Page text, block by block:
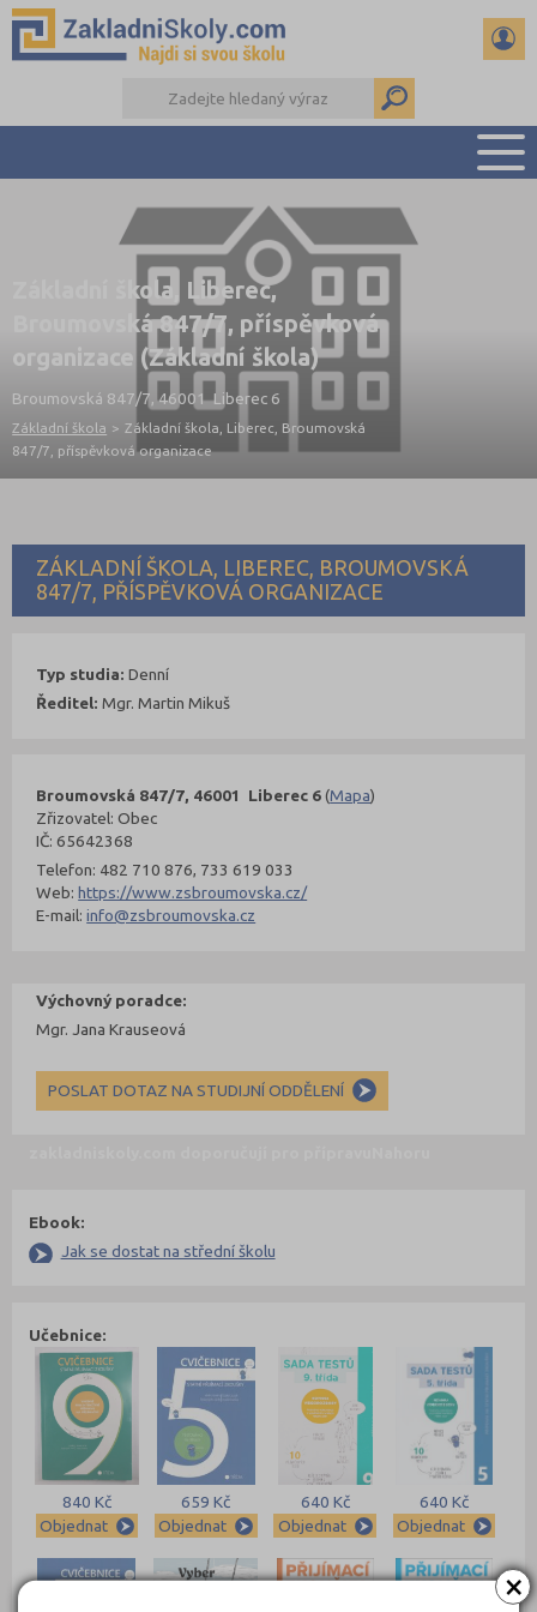
×
PŘEHLED ŠKOL
PŘIJÍMAČKY NA SŠ
RADY A ČLÁNKY
ČTENÁŘSKÝ DENÍK
DALŠÍ DRUHY ŠKOL
Základní škola, Liberec,
Broumovská 847/7, příspěvková
organizace (Základní škola)
Broumovská 847/7, 46001 Liberec 6
Základní škola > Základní škola, Liberec, Broumovská
847/7, příspěvková organizace
ZÁKLADNÍ ŠKOLA, LIBEREC, BROUMOVSKÁ
847/7, PŘÍSPĚVKOVÁ ORGANIZACE
Broumovská 847/7, 46001 Liberec 6(Mapa)
Zřizovatel: Obec
IČ: 65642368
Telefon: 482 710 876, 733 619 033
Web:https://www.zsbroumovska.cz/
E-mail:info@zsbroumovska.cz
Typ studia: Denní
Ředitel: Mgr. Martin Mikuš
Výchovný poradce:
Mgr. Jana Krauseová
POSLAT DOTAZ NA STUDIJNÍ ODDĚLENÍ
Ebook:
Jak se dostat na střední školu
Učebnice:
840 Kč
Objednat
659 Kč
Objednat
640 Kč
Objednat
640 Kč
Objednat